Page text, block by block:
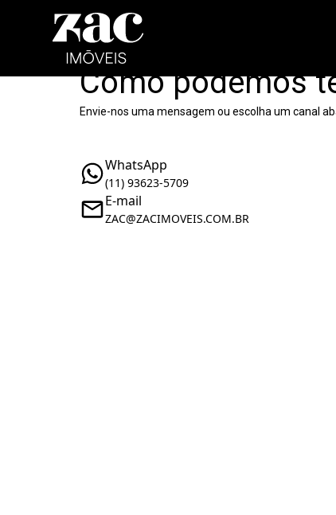
Como podemos
Envie-nos uma mensagem ou escolha um canal
WhatsApp
(11) 93623-5709
E-mail
ZAC@ZACIMOVEIS.COM.BR